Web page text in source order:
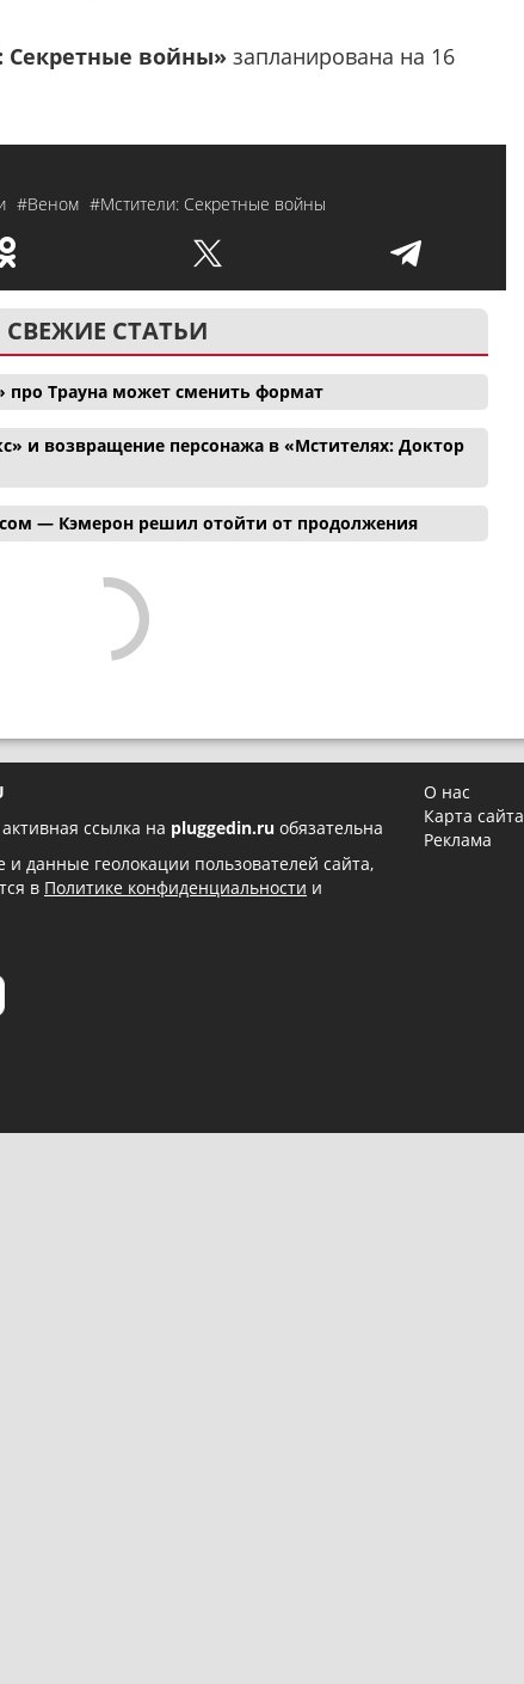
Секретные войны» запланирована на 16
#Веном #Мстители: Секретные войны
СВЕЖИЕ СТАТЬИ
про Трауна может сменить формат
и возвращение персонажа в «Мстителях: Доктор
— Кэмерон решил отойти от продолжения
ссылка на pluggedin.ru обязательна
и данные геолокации пользователей сайта,
в Политике конфиденциальности и
О нас
Карта сайта
Реклама